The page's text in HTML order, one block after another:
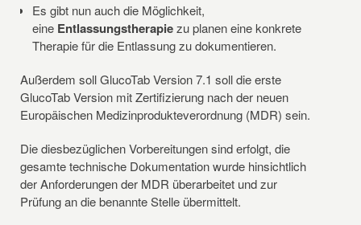
Es gibt nun auch die Möglichkeit,
eine Entlassungstherapiezu planen eine konkrete
Therapie für die Entlassung zu dokumentieren.
Außerdem soll GlucoTab Version 7.1 soll die erste
GlucoTab Version mit Zertifizierung nach der neuen
Europäischen Medizinprodukteverordnung (MDR) sein.
Die diesbezüglichen Vorbereitungen sind erfolgt, die
gesamte technische Dokumentation wurde hinsichtlich
der Anforderungen der MDR überarbeitet und zur
Prüfung an die benannte Stelle übermittelt.